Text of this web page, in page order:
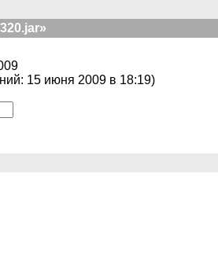
15 июня 2009 в 18:19)